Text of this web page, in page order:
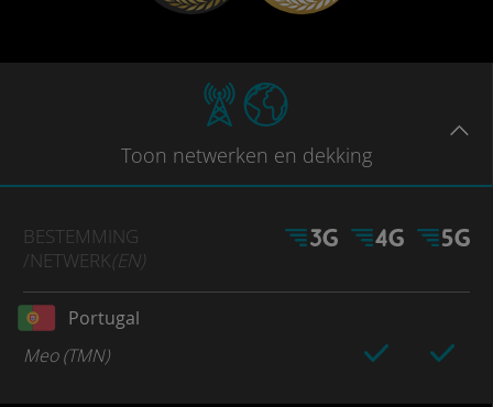
Toon netwerken en dekking
BESTEMMING
/NETWERK(EN)
Portugal
Meo (TMN)